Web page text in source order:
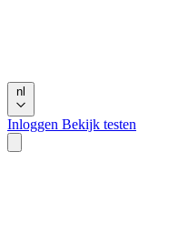
nl
Inloggen Bekijk testen